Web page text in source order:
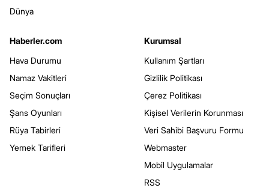
Dünya
Haberler.com
Hava Durumu
Namaz Vakitleri
Seçim Sonuçları
Şans Oyunları
Rüya Tabirleri
Yemek Tarifleri
Kurumsal
Kullanım Şartları
Gizlilik Politikası
Çerez Politikası
Kişisel Verilerin Korunması
Veri Sahibi Başvuru Formu
Webmaster
Mobil Uygulamalar
RSS